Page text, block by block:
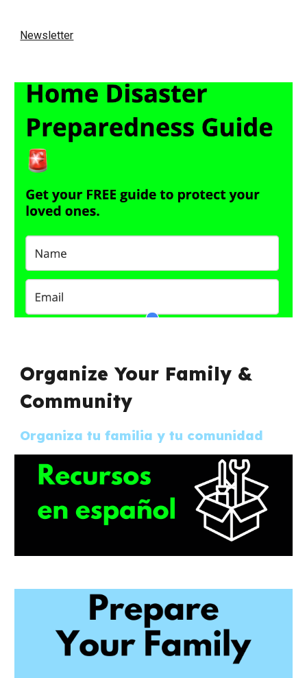
Newsletter
Organize Your Family &
Community
Organiza tu familia y tu comunidad